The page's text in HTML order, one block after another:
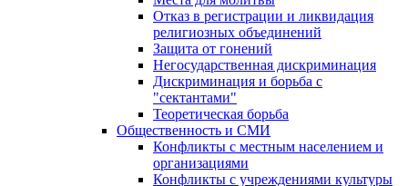
Отказ в регистрации и ликвидация
религиозных объединений
Защита от гонений
Негосударственная дискриминация
Дискриминация и борьба с
"сектантами"
Теоретическая борьба
Общественность и СМИ
Конфликты с местным населением и
организациями
Конфликты с учреждениями культуры